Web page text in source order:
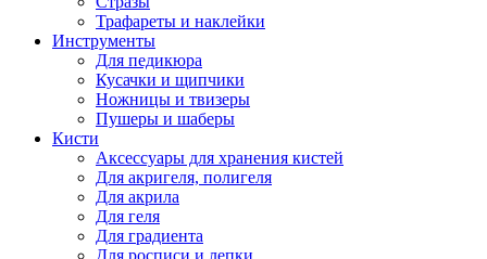
Трафареты и наклейки
Инструменты
Для педикюра
Кусачки и щипчики
Ножницы и твизеры
Пушеры и шаберы
Кисти
Аксессуары для хранения кистей
Для акригеля, полигеля
Для акрила
Для геля
Для градиента
Для росписи и лепки